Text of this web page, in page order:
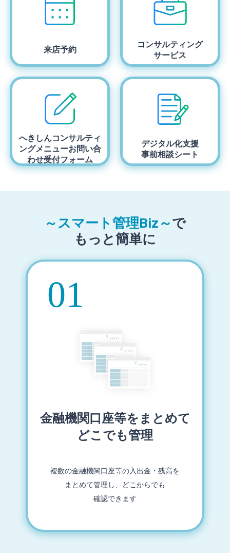
来店予約
コンサルティング
サービス
へきしんコンサルティ
ングメニューお問い合
わせ受付フォーム
デジタル化支援
事前相談シート
～スマート管理Biz～で
もっと簡単に
金融機関口座等をまとめて
どこでも管理
複数の金融機関口座等の入出金・残高を
まとめて管理し、どこからでも
確認できます